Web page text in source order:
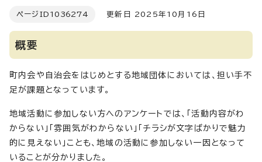
ページID 1036274 更新日 2025年10月16日
概要
町内会や自治会をはじめとする地域団体においては、担い手不
足が課題となっています。
地域活動に参加しない方へのアンケートでは、「活動内容がわ
からない」「雰囲気がわからない」「チラシが文字ばかりで魅力
的に見えない」ことも、地域の活動に参加しない一因となって
いることが分かりました。